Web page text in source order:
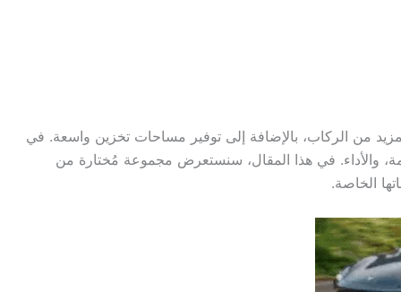
من الركاب، بالإضافة إلى توفير مساحات تخزين واسعة. في
والأداء. في هذا المقال، سنستعرض مجموعة مُختارة من